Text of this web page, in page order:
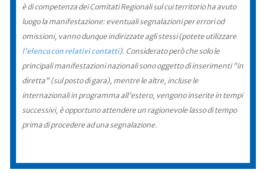
è di competenza dei Comitati Regionali sul cui territorio ha avuto
luogo la manifestazione: eventuali segnalazioni per errori od
omissioni, vanno dunque indirizzate agli stessi (potete utilizzare
l'elenco con relativi contatti). Considerato però che solo le
principali manifestazioni nazionali sono oggetto di inserimenti "in
diretta" (sul posto di gara), mentre le altre, incluse le
internazionali in programma all'estero, vengono inserite in tempi
successivi, è opportuno attendere un ragionevole lasso di tempo
prima di procedere ad una segnalazione.